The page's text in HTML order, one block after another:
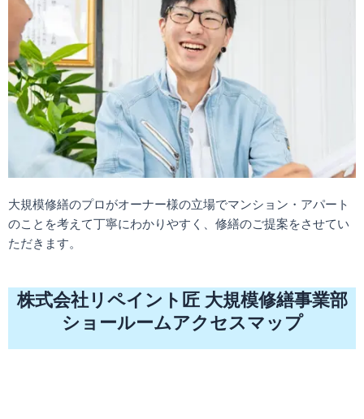
大規模修繕のプロがオーナー様の立場でマンション・アパート
のことを考えて丁寧にわかりやすく、修繕のご提案をさせてい
ただきます。
株式会社リペイント匠 大規模修繕事業部
ショールームアクセスマップ